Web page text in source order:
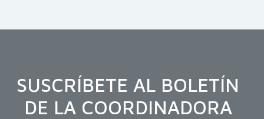
SUSCRÍBETE AL BOLETÍN
DE LA COORDINADORA